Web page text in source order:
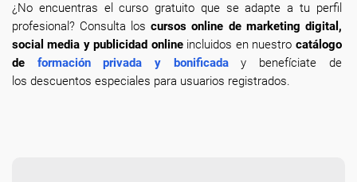
¿No encuentras el curso gratuito que se adapte a tu perfil
profesional? Consulta loscursos online de marketing digital,
social media y publicidad online incluidos en nuestro catálogo
de
formación privada y bonificaday benefíciate de
los descuentos especiales para usuarios registrados.